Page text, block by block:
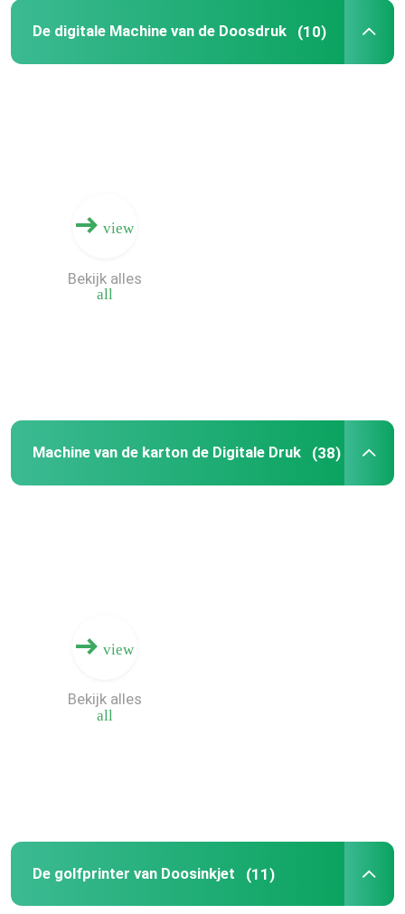
Producten
Verzoek om een Citaat
Golf Digitale Drukmachine
De digitale Machine van de Doosdruk (10)
view
all
Bekijk alles
Machine van de karton de Digitale Druk (38)
view
all
Bekijk alles
De golfprinter van Doosinkjet (11)